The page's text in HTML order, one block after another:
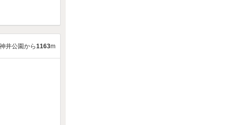
井公園から1163m